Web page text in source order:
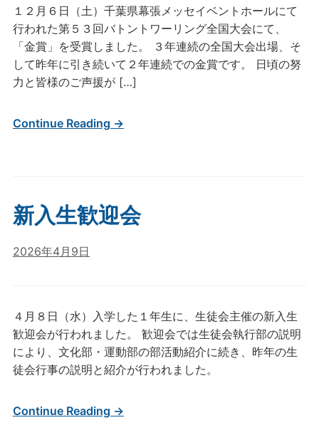
１２月６日（土）千葉県幕張メッセイベントホールにて
行われた第５３回バトントワーリング全国大会にて、
「金賞」を受賞しました。 ３年連続の全国大会出場、そ
して昨年に引き続いて２年連続での金賞です。 日頃の努
力と皆様のご声援が […]
Continue Reading →
新入生歓迎会
2026年4月9日
４月８日（水）入学した１年生に、生徒会主催の新入生
歓迎会が行われました。 歓迎会では生徒会執行部の説明
により、文化部・運動部の部活動紹介に続き、昨年の生
徒会行事の説明と紹介が行われました。
Continue Reading →